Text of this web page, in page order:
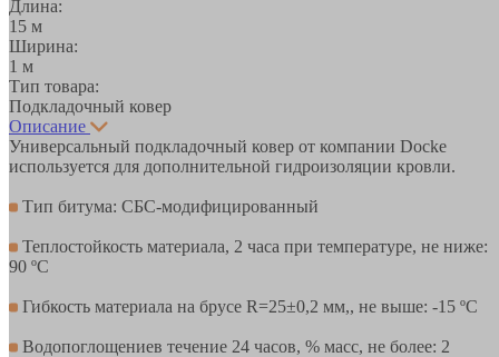
Длина:
15 м
Ширина:
1 м
Тип товара:
Подкладочный ковер
Описание
Универсальный подкладочный ковер от компании Docke
используется для дополнительной гидроизоляции кровли.
Тип битума: СБС-модифицированный
Теплостойкость материала, 2 часа при температуре, не ниже:
90 ºС
Гибкость материала на брусе R=25±0,2 мм,, не выше: -15 ºС
Водопоглощениев течение 24 часов, % масс, не более: 2